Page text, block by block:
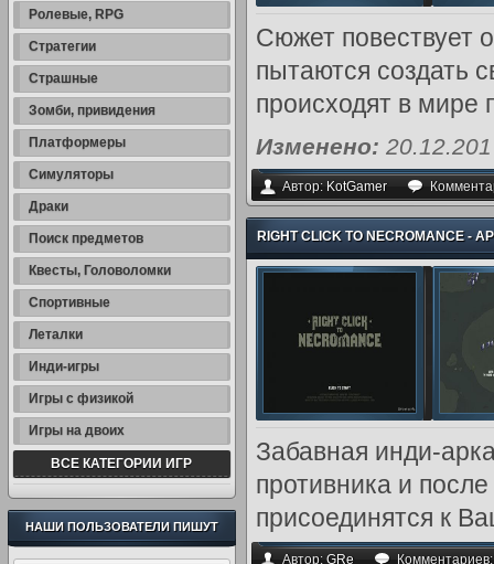
Сюжет повествует
пытаются создать
происходят в мире
Изменено:
Автор: KotGamer
RIGHT CLICK TO NECROMANCE -
Забавная инди-
противника и
присоединятся к
Автор: GRe
Ролевые, RPG
Стратегии
Страшные
Зомби, привидения
Платформеры
Симуляторы
Драки
Поиск предметов
Квесты, Головоломки
Спортивные
Леталки
Инди-игры
Игры с физикой
Игры на двоих
ВСЕ КАТЕГОРИИ ИГР
НАШИ ПОЛЬЗОВАТЕЛИ ПИШУТ